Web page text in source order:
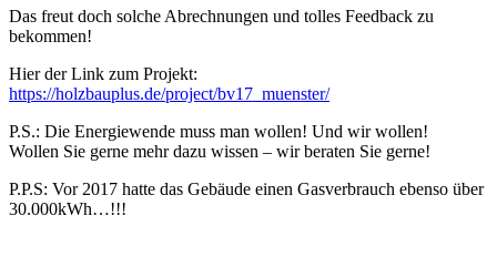
Das freut doch solche Abrechnungen und tolles Feedback zu
bekommen!
Hier der Link zum Projekt:
https://holzbauplus.de/project/bv17_muenster/
P.S.: Die Energiewende muss man wollen! Und wir wollen!
Wollen Sie gerne mehr dazu wissen – wir beraten Sie gerne!
P.P.S: Vor 2017 hatte das Gebäude einen Gasverbrauch ebenso über
30.000kWh…!!!